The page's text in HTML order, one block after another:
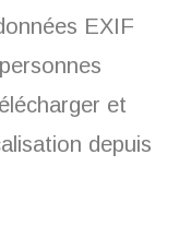
EXIF
et
depuis